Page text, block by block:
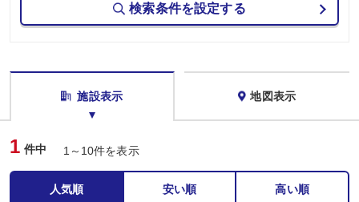
検索条件を設定する
施設表示 地図表示
1 件中 1～10件を表示
人気順 安い順 高い順